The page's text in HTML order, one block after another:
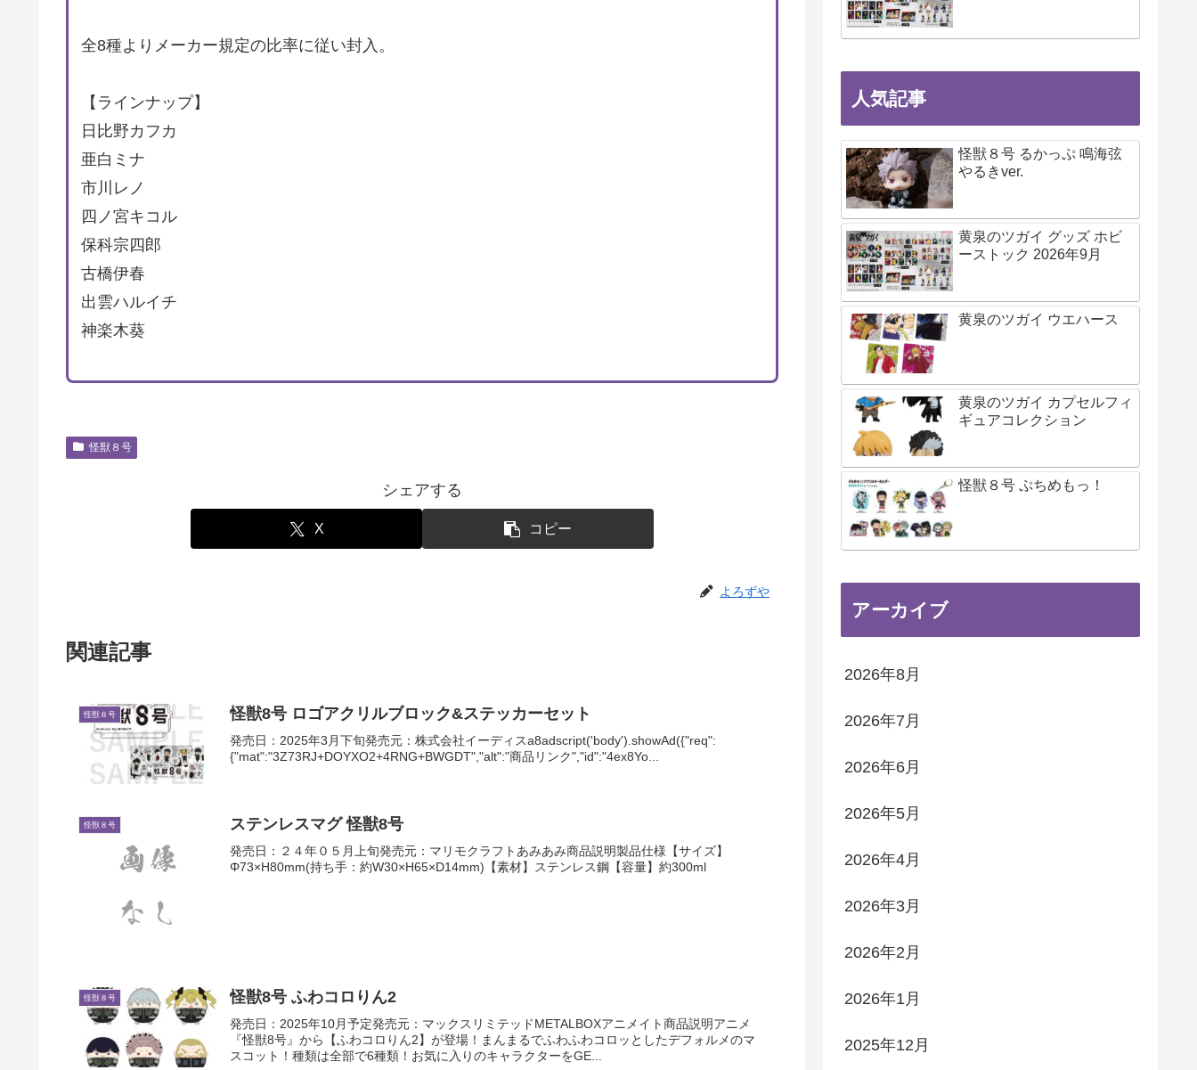
全8種よりメーカー規定の比率に従い封入。
【ラインナップ】
日比野カフカ
亜白ミナ
市川レノ
四ノ宮キコル
保科宗四郎
古橋伊春
出雲ハルイチ
神楽木葵
怪獣８号
シェアする
X コピー
よろずや
関連記事
怪獣８号 怪獣8号 ロゴアクリルブロック&ステッカーセット
発売日：2025年3月下旬発売元：株式会社イーディスa8adscript('body').showAd({"req":
{"mat":"3Z73RJ+DOYXO2+4RNG+BWGDT","alt":"商品リンク","id":"4ex8Yo...
怪獣８号 ステンレスマグ 怪獣8号
発売日：２４年０５月上旬発売元：マリモクラフトあみあみ商品説明製品仕様【サイズ】
Φ73×H80mm(持ち手：約W30×H65×D14mm)【素材】ステンレス鋼【容量】約300ml
怪獣８号 怪獣8号 ふわコロりん2
発売日：2025年10月予定発売元：マックスリミテッドMETALBOXアニメイト商品説明アニメ
『怪獣8号』から【ふわコロりん2】が登場！まんまるでふわふわコロッとしたデフォルメのマ
スコット！種類は全部で6種類！お気に入りのキャラクターをGE...
人気記事
怪獣８号 るかっぷ 鳴海弦
やるきver.
黄泉のツガイ グッズ ホビ
ーストック 2026年9月
黄泉のツガイ ウエハース
黄泉のツガイ カプセルフィ
ギュアコレクション
怪獣８号 ぷちめもっ！
アーカイブ
2026年8月
2026年7月
2026年6月
2026年5月
2026年4月
2026年3月
2026年2月
2026年1月
2025年12月